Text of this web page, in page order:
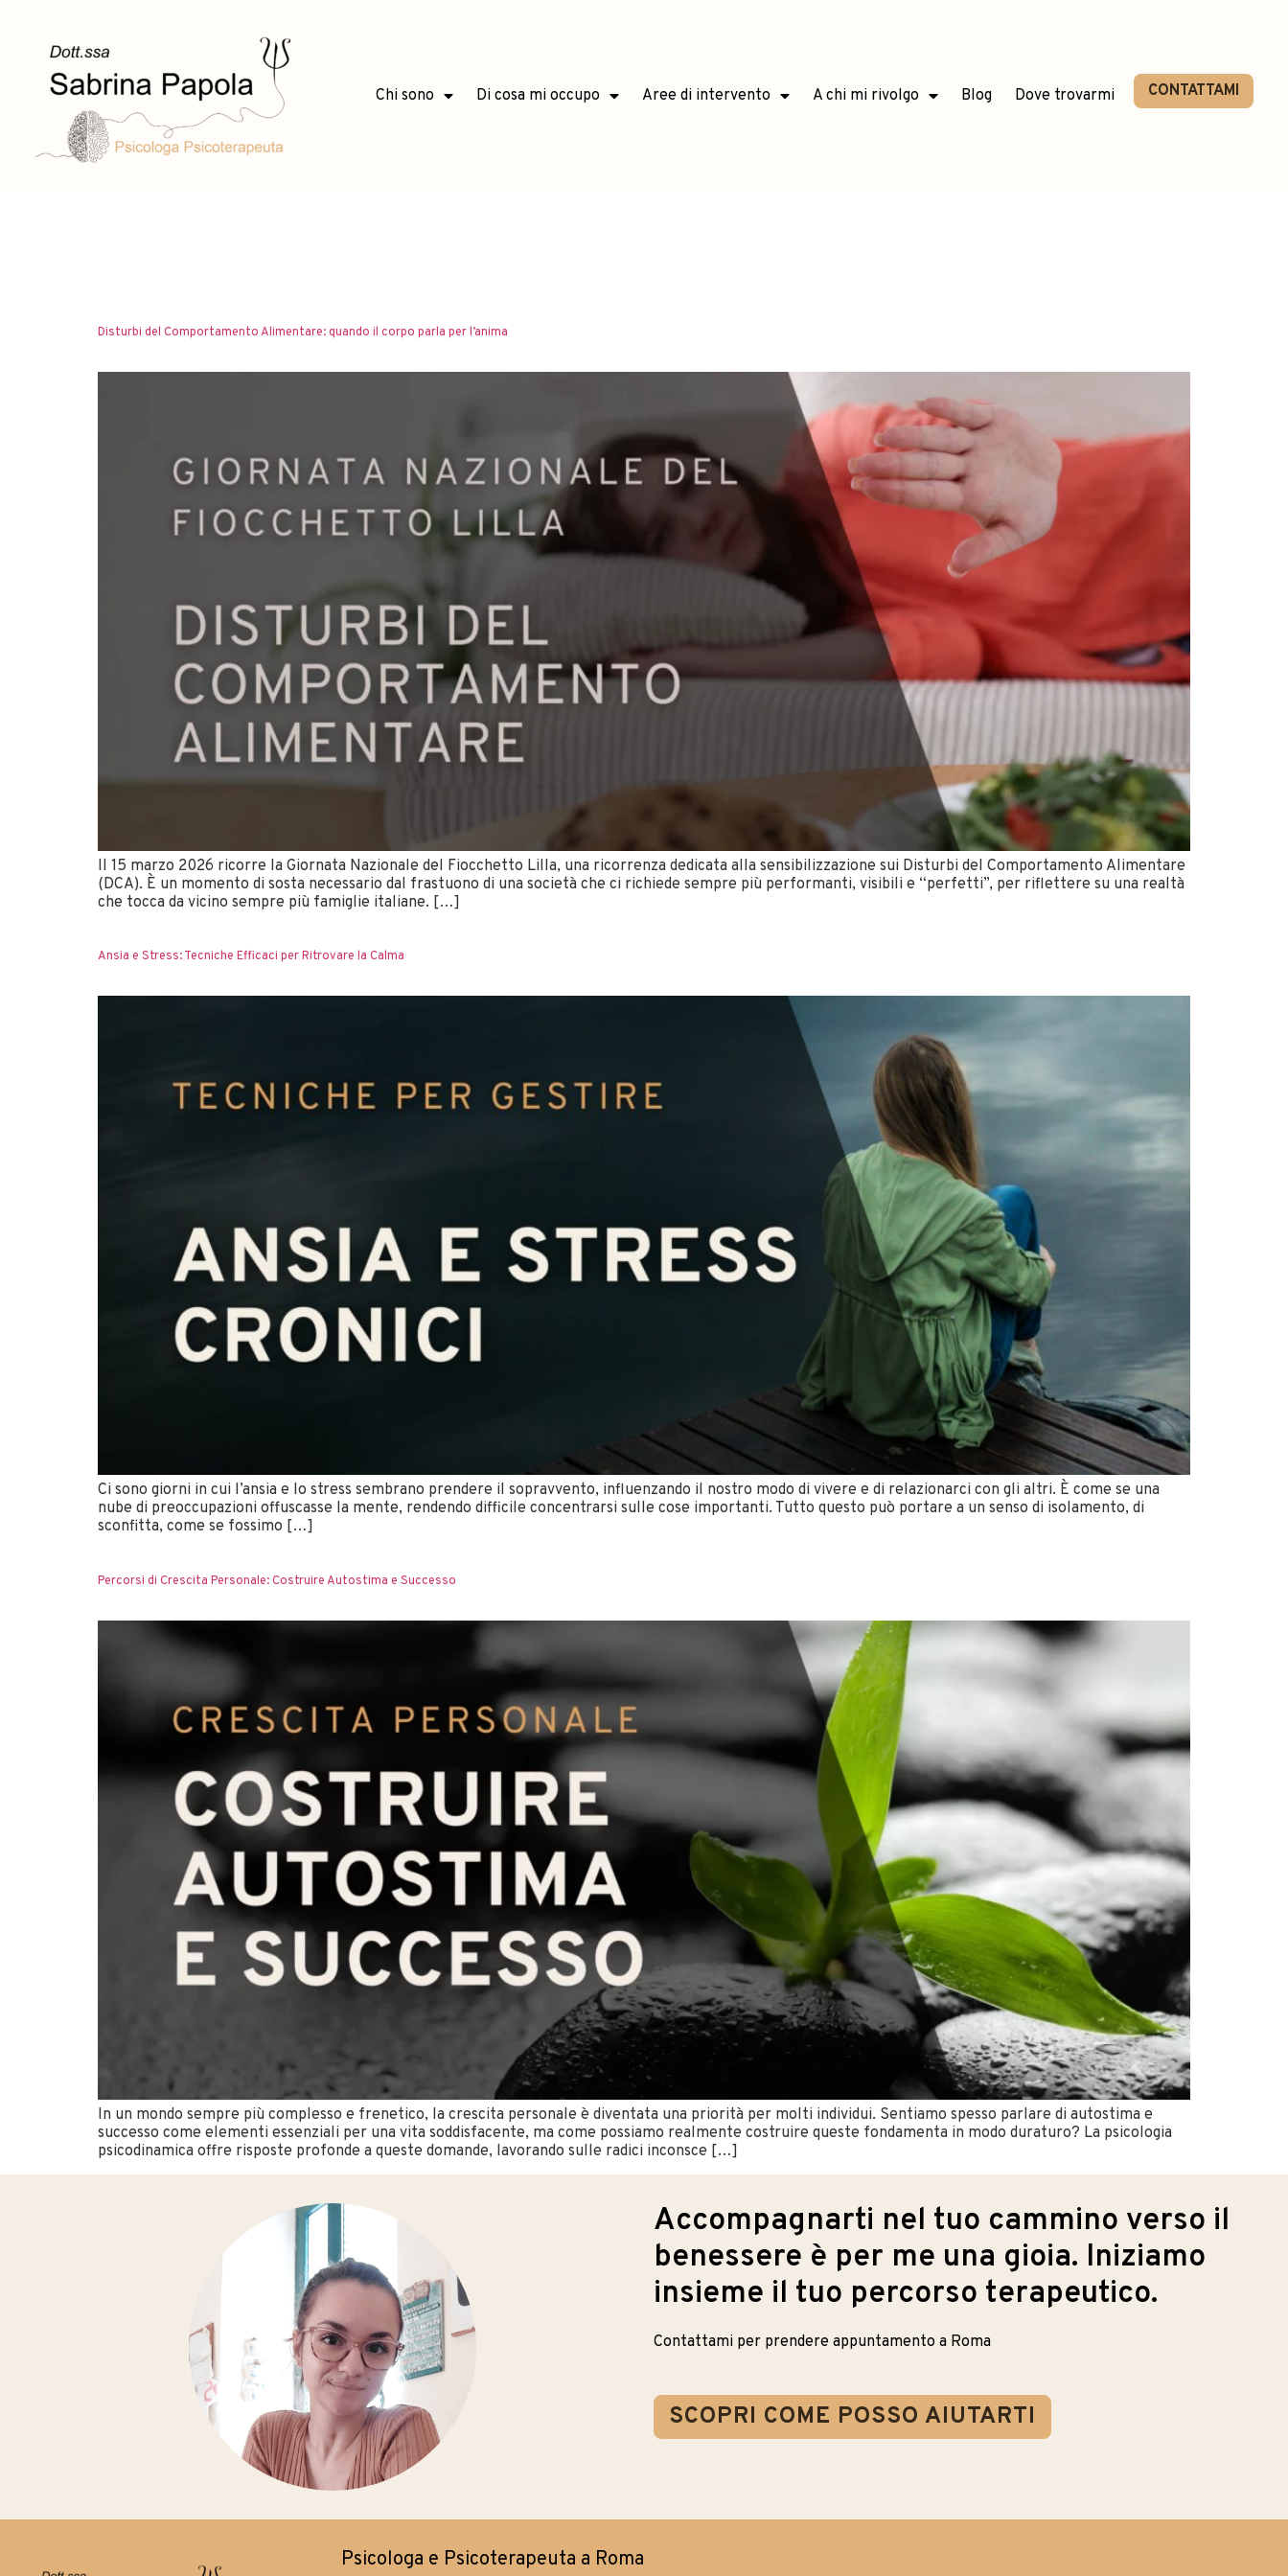
Chi sono Di cosa mi occupo Aree di intervento A chi mi rivolgo Blog Dove trovarmi CONTATTAMI
Disturbi del Comportamento Alimentare: quando il corpo parla per l’anima
ll 15 marzo 2026 ricorre la Giornata Nazionale del Fiocchetto Lilla, una ricorrenza dedicata alla sensibilizzazione sui Disturbi del Comportamento Alimentare
(DCA). È un momento di sosta necessario dal frastuono di una società che ci richiede sempre più performanti, visibili e “perfetti”, per riflettere su una realtà
che tocca da vicino sempre più famiglie italiane. […]
Ansia e Stress: Tecniche Efficaci per Ritrovare la Calma
Ci sono giorni in cui l’ansia e lo stress sembrano prendere il sopravvento, influenzando il nostro modo di vivere e di relazionarci con gli altri. È come se una
nube di preoccupazioni offuscasse la mente, rendendo difficile concentrarsi sulle cose importanti. Tutto questo può portare a un senso di isolamento, di
sconfitta, come se fossimo […]
Percorsi di Crescita Personale: Costruire Autostima e Successo
In un mondo sempre più complesso e frenetico, la crescita personale è diventata una priorità per molti individui. Sentiamo spesso parlare di autostima e
successo come elementi essenziali per una vita soddisfacente, ma come possiamo realmente costruire queste fondamenta in modo duraturo? La psicologia
psicodinamica offre risposte profonde a queste domande, lavorando sulle radici inconsce […]
Accompagnarti nel tuo cammino verso il
benessere è per me una gioia. Iniziamo
insieme il tuo percorso terapeutico.
Contattami per prendere appuntamento a Roma
SCOPRI COME POSSO AIUTARTI
Psicologa e Psicoterapeuta a Roma